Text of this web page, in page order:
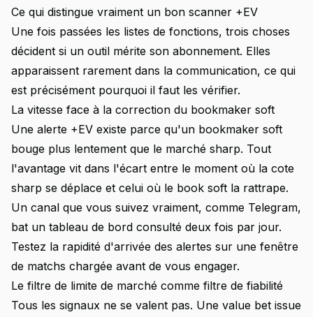
Ce qui distingue vraiment un bon scanner +EV
Une fois passées les listes de fonctions, trois choses
décident si un outil mérite son abonnement. Elles
apparaissent rarement dans la communication, ce qui
est précisément pourquoi il faut les vérifier.
La vitesse face à la correction du bookmaker soft
Une alerte +EV existe parce qu'un bookmaker soft
bouge plus lentement que le marché sharp. Tout
l'avantage vit dans l'écart entre le moment où la cote
sharp se déplace et celui où le book soft la rattrape.
Un canal que vous suivez vraiment, comme Telegram,
bat un tableau de bord consulté deux fois par jour.
Testez la rapidité d'arrivée des alertes sur une fenêtre
de matchs chargée avant de vous engager.
Le filtre de limite de marché comme filtre de fiabilité
Tous les signaux ne se valent pas. Une value bet issue